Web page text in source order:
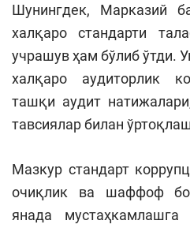
Шунингдек, Марказий
халқаро стандарти
учрашув ҳам бўлиб ўтди.
халқаро аудиторлик
ташқи аудит
тавсиялар билан
Мазкур стандарт
очиқлик ва шаффоф
янада